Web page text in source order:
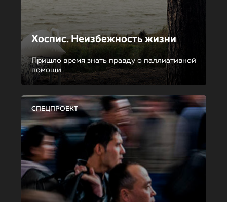
Хоспис. Неизбежность жизни
Пришло время знать правду о паллиативной
помощи
СПЕЦПРОЕКТ